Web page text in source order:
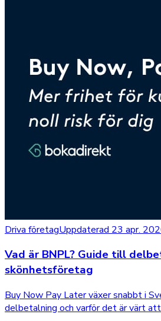
Driva företagUppdaterad 23 apr.
Vad är BNPL? Guide till
skönhetsföretag
Buy Now Pay Later växer snabbt i
delbetalning och varför det är värt att